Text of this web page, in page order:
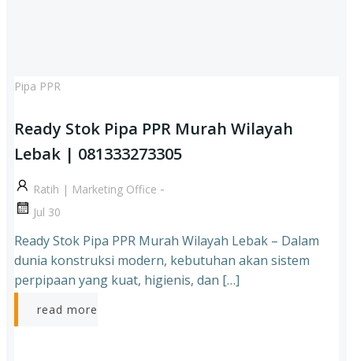
Pipa PPR
Ready Stok Pipa PPR Murah Wilayah
Lebak | 081333273305
Ratih | Marketing Office -
Jul 30
Ready Stok Pipa PPR Murah Wilayah Lebak – Dalam
dunia konstruksi modern, kebutuhan akan sistem
perpipaan yang kuat, higienis, dan […]
read more